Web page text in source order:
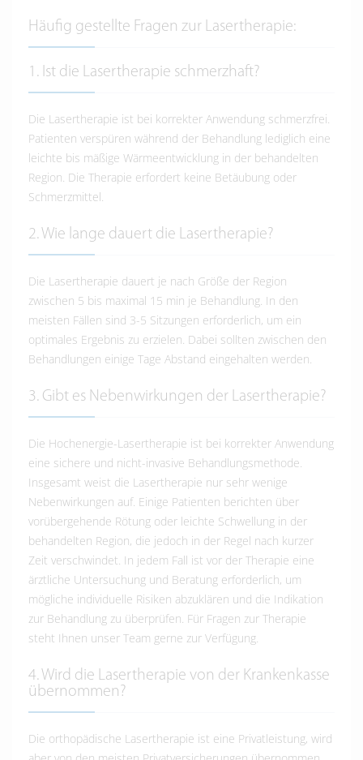
Häufig gestellte Fragen zur Lasertherapie:
1. Ist die Lasertherapie schmerzhaft?
Die Lasertherapie ist bei korrekter Anwendung schmerzfrei.
Patienten verspüren während der Behandlung lediglich eine
leichte bis mäßige Wärmeentwicklung in der behandelten
Region. Die Therapie erfordert keine Betäubung oder
Schmerzmittel.
2. Wie lange dauert die Lasertherapie?
Die Lasertherapie dauert je nach Größe der Region
zwischen 5 bis maximal 15 min je Behandlung. In den
meisten Fällen sind 3-5 Sitzungen erforderlich, um ein
optimales Ergebnis zu erzielen. Dabei sollten zwischen den
Behandlungen einige Tage Abstand eingehalten werden.
3. Gibt es Nebenwirkungen der Lasertherapie?
Die Hochenergie-Lasertherapie ist bei korrekter Anwendung
eine sichere und nicht-invasive Behandlungsmethode.
Insgesamt weist die Lasertherapie nur sehr wenige
Nebenwirkungen auf. Einige Patienten berichten über
vorübergehende Rötung oder leichte Schwellung in der
behandelten Region, die jedoch in der Regel nach kurzer
Zeit verschwindet. In jedem Fall ist vor der Therapie eine
ärztliche Untersuchung und Beratung erforderlich, um
mögliche individuelle Risiken abzuklären und die Indikation
zur Behandlung zu überprüfen. Für Fragen zur Therapie
steht Ihnen unser Team gerne zur Verfügung.
4. Wird die Lasertherapie von der Krankenkasse
übernommen?
Die orthopädische Lasertherapie ist eine Privatleistung, wird